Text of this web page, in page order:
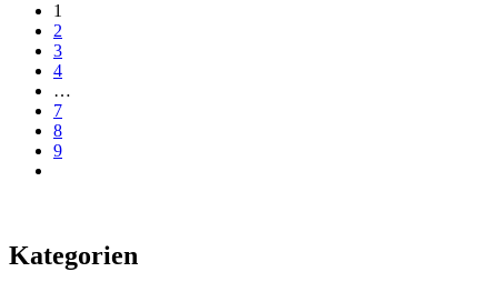
1
2
3
4
…
7
8
9
Kategorien